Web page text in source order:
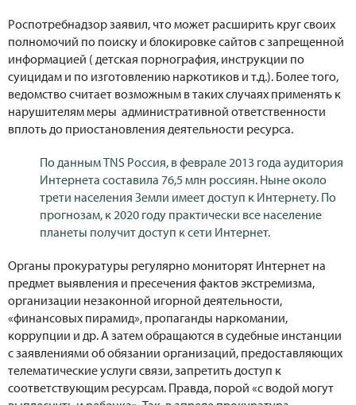
Роспотребнадзор заявил, что может расширить круг своих
полномочий по поиску и блокировке сайтов с запрещенной
информацией ( детская порнография, инструкции по
суицидам и по изготовлению наркотиков и т.д.). Более того,
ведомство считает возможным в таких случаях применять к
нарушителям меры административной ответственности
вплоть до приостановления деятельности ресурса.
По данным TNS Россия, в феврале 2013 года аудитория
Интернета составила 76,5 млн россиян. Ныне около
трети населения Земли имеет доступ к Интернету. По
прогнозам, к 2020 году практически все население
планеты получит доступ к сети Интернет.
Органы прокуратуры регулярно мониторят Интернет на
предмет выявления и пресечения фактов экстремизма,
организации незаконной игорной деятельности,
«финансовых пирамид», пропаганды наркомании,
коррупции и др. А затем обращаются в судебные инстанции
с заявлениями об обязании организаций, предоставляющих
телематические услуги связи, запретить доступ к
соответствующим ресурсам. Правда, порой «с водой могут